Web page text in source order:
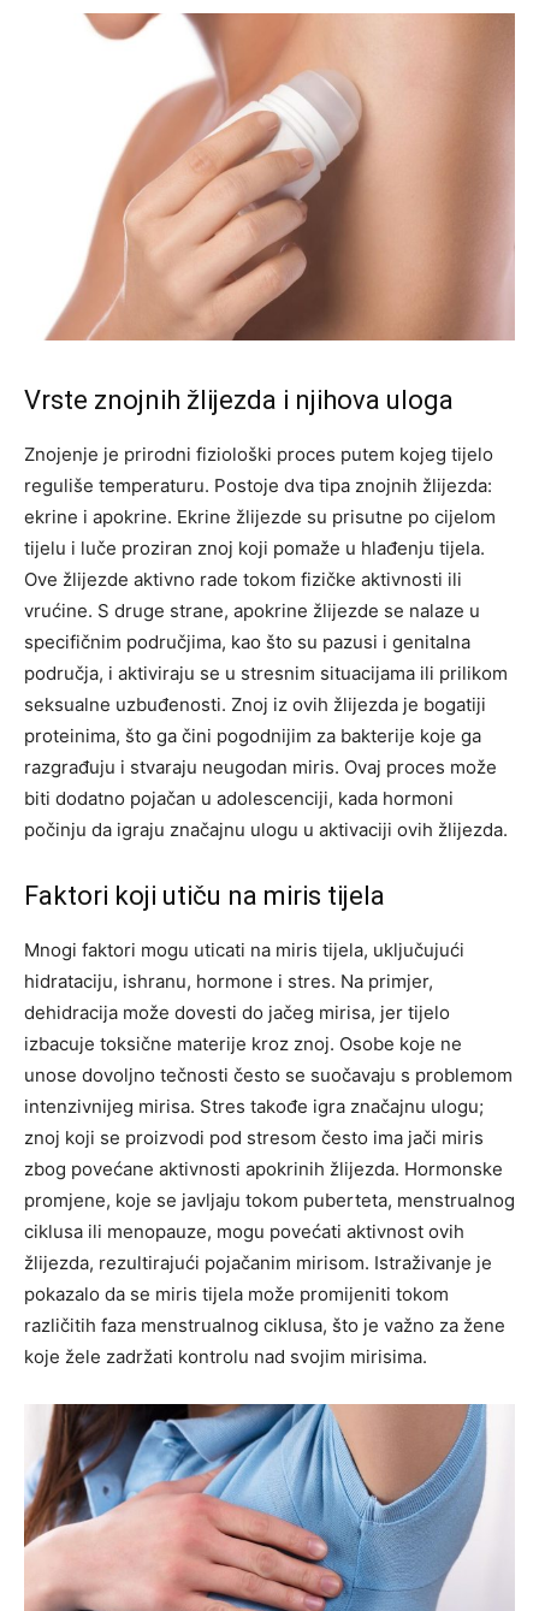
Vrste znojnih žlijezda i njihova uloga
Znojenje je prirodni fiziološki proces putem kojeg tijelo
reguliše temperaturu. Postoje dva tipa znojnih žlijezda:
ekrine i apokrine. Ekrine žlijezde su prisutne po cijelom
tijelu i luče proziran znoj koji pomaže u hlađenju tijela.
Ove žlijezde aktivno rade tokom fizičke aktivnosti ili
vrućine. S druge strane, apokrine žlijezde se nalaze u
specifičnim područjima, kao što su pazusi i genitalna
područja, i aktiviraju se u stresnim situacijama ili prilikom
seksualne uzbuđenosti. Znoj iz ovih žlijezda je bogatiji
proteinima, što ga čini pogodnijim za bakterije koje ga
razgrađuju i stvaraju neugodan miris. Ovaj proces može
biti dodatno pojačan u adolescenciji, kada hormoni
počinju da igraju značajnu ulogu u aktivaciji ovih žlijezda.
Faktori koji utiču na miris tijela
Mnogi faktori mogu uticati na miris tijela, uključujući
hidrataciju, ishranu, hormone i stres. Na primjer,
dehidracija može dovesti do jačeg mirisa, jer tijelo
izbacuje toksične materije kroz znoj. Osobe koje ne
unose dovoljno tečnosti često se suočavaju s problemom
intenzivnijeg mirisa. Stres takođe igra značajnu ulogu;
znoj koji se proizvodi pod stresom često ima jači miris
zbog povećane aktivnosti apokrinih žlijezda. Hormonske
promjene, koje se javljaju tokom puberteta, menstrualnog
ciklusa ili menopauze, mogu povećati aktivnost ovih
žlijezda, rezultirajući pojačanim mirisom. Istraživanje je
pokazalo da se miris tijela može promijeniti tokom
različitih faza menstrualnog ciklusa, što je važno za žene
koje žele zadržati kontrolu nad svojim mirisima.